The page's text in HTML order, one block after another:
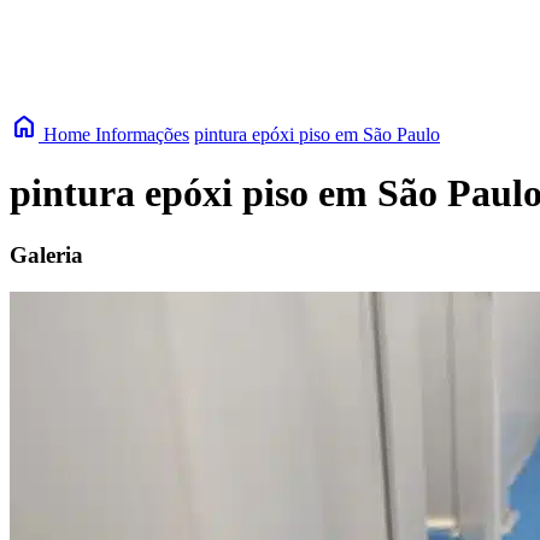
home Home Informações pintura epóxi piso em São Paulo
pintura epóxi piso em São
Galeria